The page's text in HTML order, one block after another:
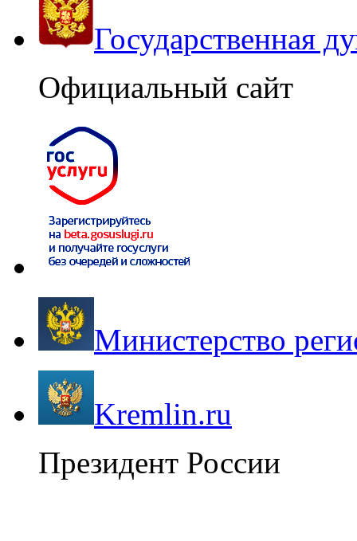
Государственная
Официальный сайт
Министерство
Kremlin.ru
Президент России